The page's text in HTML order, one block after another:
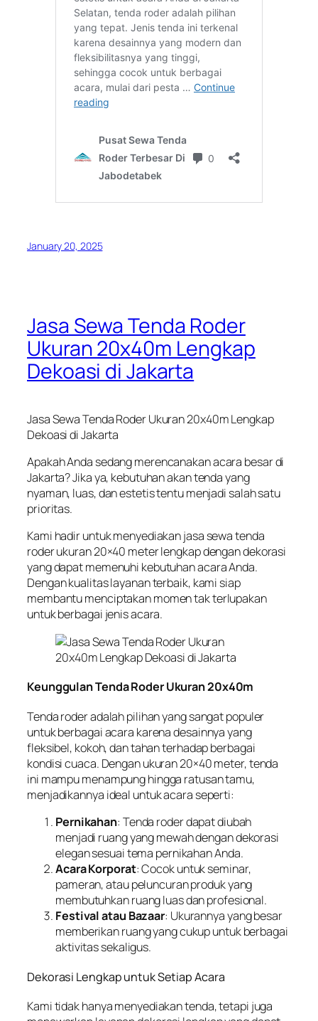
January 20, 2025
Jasa Sewa Tenda Roder
Ukuran 20x40m Lengkap
Dekoasi di Jakarta
Jasa Sewa Tenda Roder Ukuran 20x40m Lengkap
Dekoasi di Jakarta
Apakah Anda sedang merencanakan acara besar di
Jakarta? Jika ya, kebutuhan akan tenda yang
nyaman, luas, dan estetis tentu menjadi salah satu
prioritas.
Kami hadir untuk menyediakan jasa sewa tenda
roder ukuran 20×40 meter lengkap dengan dekorasi
yang dapat memenuhi kebutuhan acara Anda.
Dengan kualitas layanan terbaik, kami siap
membantu menciptakan momen tak terlupakan
untuk berbagai jenis acara.
Keunggulan Tenda Roder Ukuran 20x40m
Tenda roder adalah pilihan yang sangat populer
untuk berbagai acara karena desainnya yang
fleksibel, kokoh, dan tahan terhadap berbagai
kondisi cuaca. Dengan ukuran 20×40 meter, tenda
ini mampu menampung hingga ratusan tamu,
menjadikannya ideal untuk acara seperti:
Pernikahan: Tenda roder dapat diubah
menjadi ruang yang mewah dengan dekorasi
elegan sesuai tema pernikahan Anda.
Acara Korporat: Cocok untuk seminar,
pameran, atau peluncuran produk yang
membutuhkan ruang luas dan profesional.
Festival atau Bazaar: Ukurannya yang besar
memberikan ruang yang cukup untuk berbagai
aktivitas sekaligus.
Dekorasi Lengkap untuk Setiap Acara
Kami tidak hanya menyediakan tenda, tetapi juga